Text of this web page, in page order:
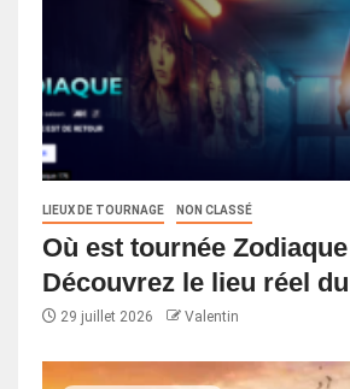
LIEUX DE TOURNAGE NON CLASSÉ
Où est tournée
Découvrez le lieu réel
29 juillet 2026 Valentin